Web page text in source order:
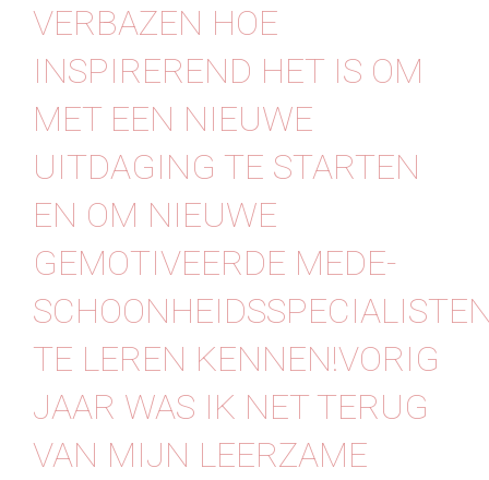
VERBAZEN HOE
INSPIREREND HET IS OM
MET EEN NIEUWE
UITDAGING TE STARTEN
EN OM NIEUWE
GEMOTIVEERDE MEDE-
TE LEREN KENNEN!VORIG
JAAR WAS IK NET TERUG
VAN MIJN LEERZAME